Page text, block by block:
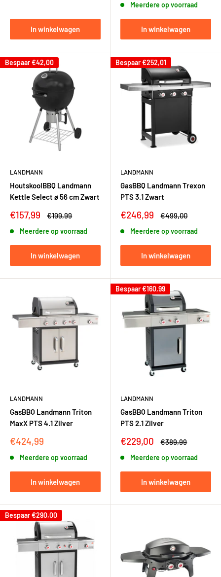
In winkelwagen
Meerdere op voorraad
In winkelwagen
Bespaar€42,00
LANDMANN
HoutskoolBBQ Landmann
Kettle Select ø 56 cm Zwart
Kortingsprijs
€157,99 Adviesprijs
€199,99
Meerdere op voorraad
In winkelwagen
Bespaar€252,01
LANDMANN
GasBBQ Landmann Trexon
PTS 3.1 Zwart
Kortingsprijs
€246,99 Adviesprijs
€499,00
Meerdere op voorraad
In winkelwagen
LANDMANN
GasBBQ Landmann Triton
MaxX PTS 4.1 Zilver
Kortingsprijs
€424,99
Meerdere op voorraad
In winkelwagen
Bespaar€160,99
LANDMANN
GasBBQ Landmann Triton
PTS 2.1 Zilver
Kortingsprijs
€229,00 Adviesprijs
€389,99
Meerdere op voorraad
In winkelwagen
Bespaar€290,00